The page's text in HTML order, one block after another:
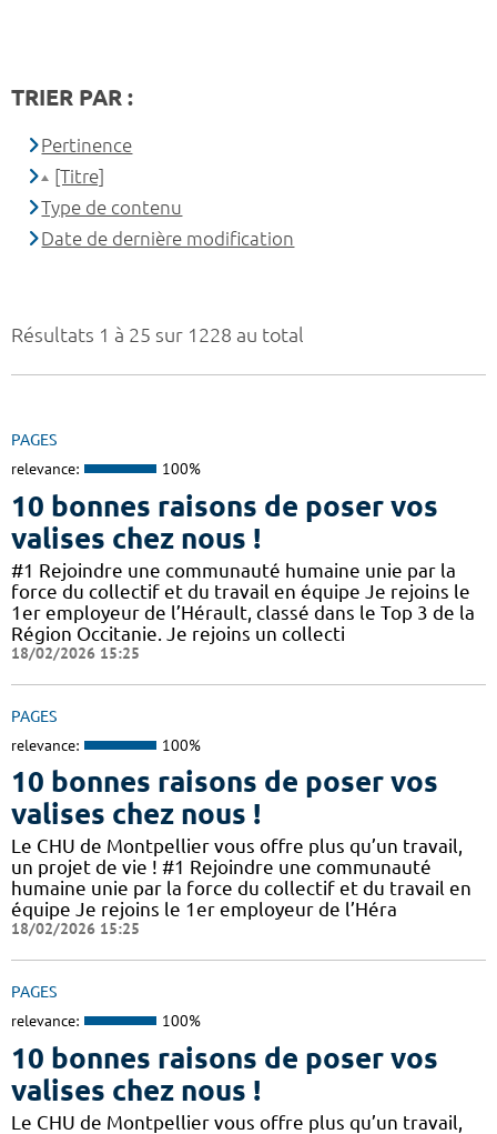
Résultats 1 à 25 sur 1228 au total
PAGES
relevance: 100%
10 bonnes raisons de poser vos
valises chez nous !
#1 Rejoindre une communauté humaine unie par la
force du collectif et du travail en équipe Je rejoins le
1er employeur de l’Hérault, classé dans le Top 3 de la
Région Occitanie. Je rejoins un collecti
18/02/2026 15:25
PAGES
relevance: 100%
10 bonnes raisons de poser vos
valises chez nous !
Le CHU de Montpellier vous offre plus qu’un travail,
un projet de vie ! #1 Rejoindre une communauté
humaine unie par la force du collectif et du travail en
équipe Je rejoins le 1er employeur de l’Héra
18/02/2026 15:25
PAGES
relevance: 100%
10 bonnes raisons de poser vos
valises chez nous !
Le CHU de Montpellier vous offre plus qu’un travail,
TRIER PAR :
Pertinence
[Titre]
Type de contenu
Date de dernière modification